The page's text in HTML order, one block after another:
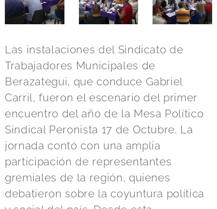
Las instalaciones del Sindicato de
Trabajadores Municipales de
Berazategui, que conduce Gabriel
Carril, fueron el escenario del primer
encuentro del año de la Mesa Político
Sindical Peronista 17 de Octubre. La
jornada contó con una amplia
participación de representantes
gremiales de la región, quienes
debatieron sobre la coyuntura política